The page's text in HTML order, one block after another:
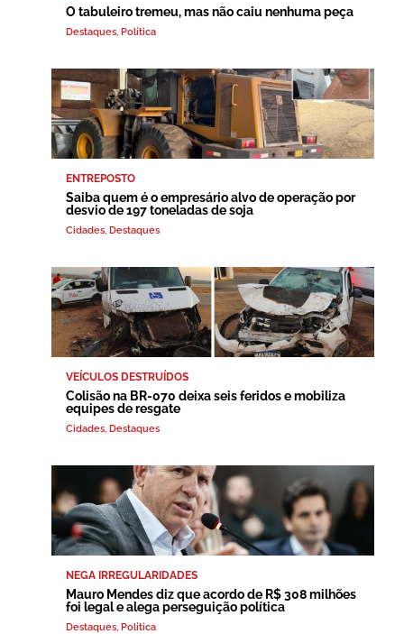
O tabuleiro tremeu, mas não caiu nenhuma peça
Destaques, Política
ENTREPOSTO
Saiba quem é o empresário alvo de operação por
desvio de 197 toneladas de soja
Cidades, Destaques
VEÍCULOS DESTRUÍDOS
Colisão na BR-070 deixa seis feridos e mobiliza
equipes de resgate
Cidades, Destaques
NEGA IRREGULARIDADES
Mauro Mendes diz que acordo de R$ 308 milhões
foi legal e alega perseguição política
Destaques, Política